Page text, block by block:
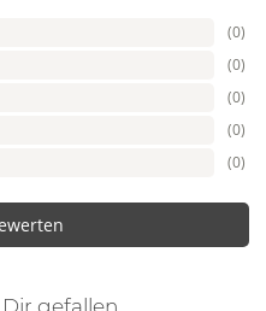
(0)
(0)
(0)
(0)
(0)
auch